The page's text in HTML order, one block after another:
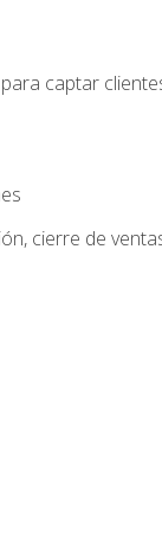
captar
cierre de